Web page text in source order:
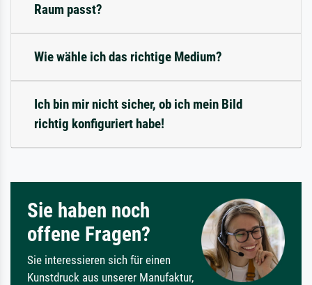
Raum passt?
Wie wähle ich das richtige Medium?
Ich bin mir nicht sicher, ob ich mein Bild
richtig konfiguriert habe!
Sie haben noch
offene Fragen?
Sie interessieren sich für einen
Kunstdruck aus unserer Manufaktur,